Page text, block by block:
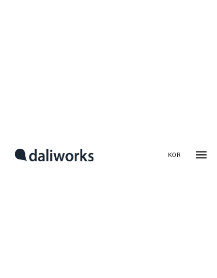
살펴보겠습니다.
KOR